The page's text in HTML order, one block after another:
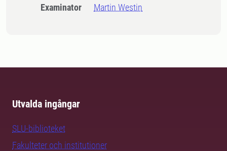
Examinator Martin Westin
Utvalda ingångar
SLU-biblioteket
Fakulteter och institutioner